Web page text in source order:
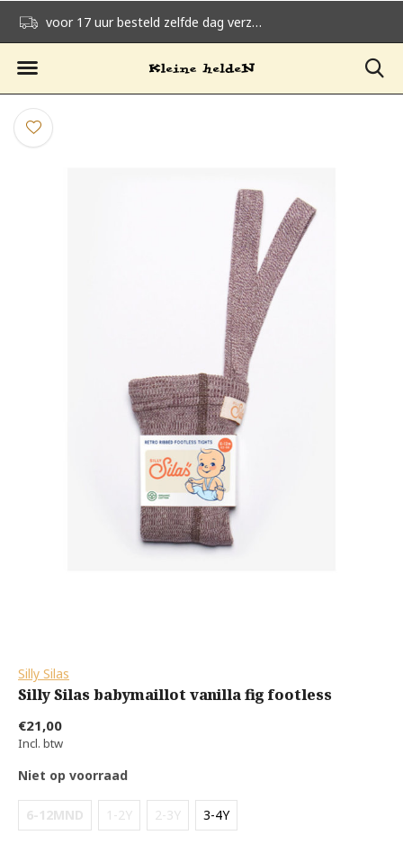
voor 17 uur besteld zelfde dag verzonden
Silly Silas
Silly Silas babymaillot vanilla fig footless
€21,00
Incl. btw
Niet op voorraad
6-12MND 1-2Y 2-3Y 3-4Y